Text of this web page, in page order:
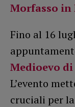
Morfasso in
Fino al 16
Medioevo
L’evento
cruciali per